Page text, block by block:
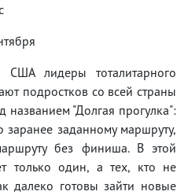
США лидеры тоталитарного
подростков со всей страны
названием "Долгая прогулка":
заранее заданному маршруту,
без финиша. В этой
только один, а тех, кто не
далеко готовы зайти новые